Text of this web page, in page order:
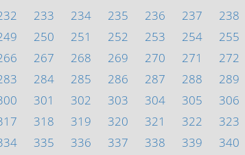
233 234 235 236 237 238
250 251 252 253 254 255
267 268 269 270 271 272
284 285 286 287 288 289
301 302 303 304 305 306
318 319 320 321 322 323
335 336 337 338 339 340